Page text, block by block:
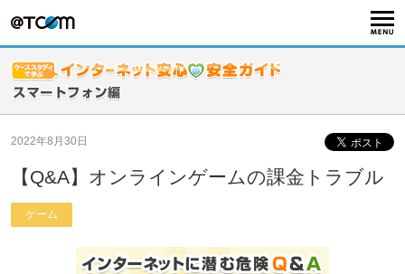
2022年8月30日
【Q&A】オンラインゲームの課金トラブル
ゲーム